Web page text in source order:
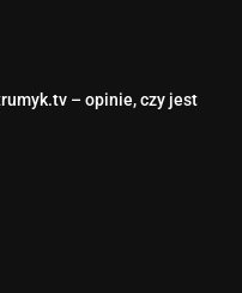
– opinie, czy jest